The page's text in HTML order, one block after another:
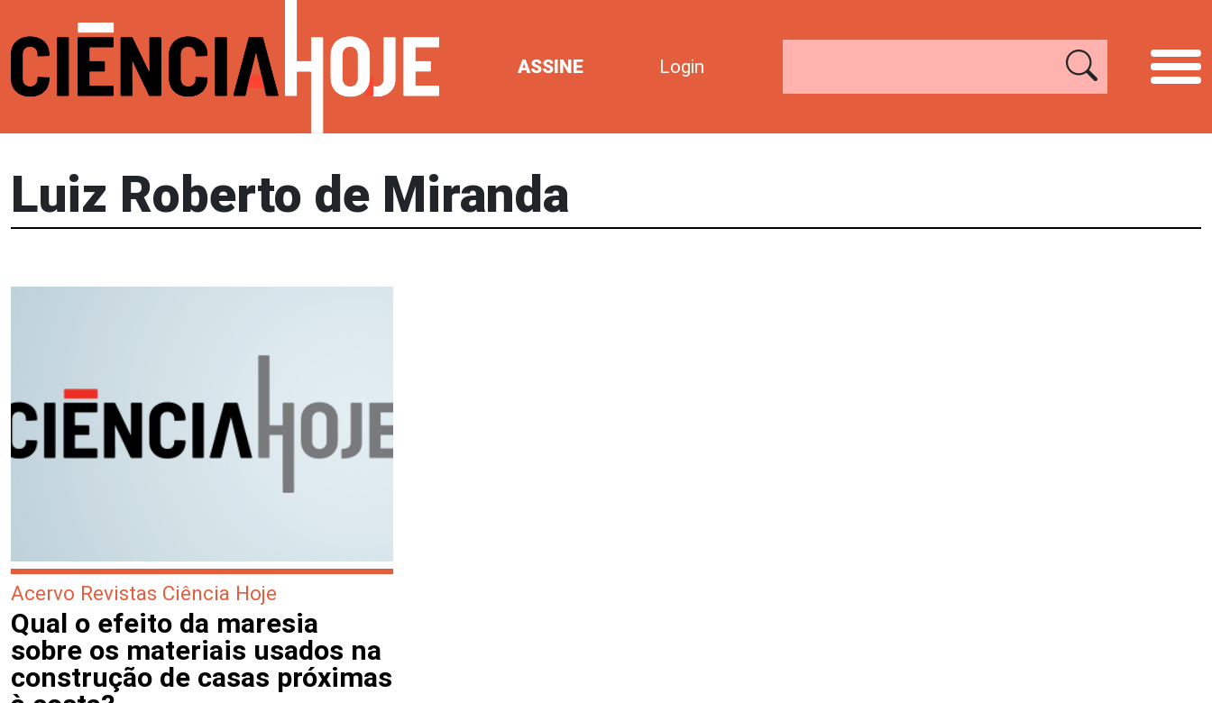
ASSINE Login
Luiz Roberto de Miranda
Acervo Revistas Ciência Hoje
Qual o efeito da maresia
sobre os materiais usados na
construção de casas próximas